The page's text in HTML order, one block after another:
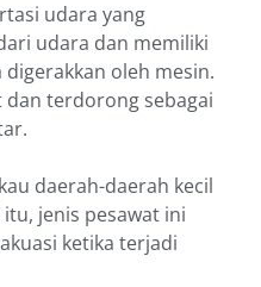
udara yang
udara dan memiliki
oleh mesin.
dan terdorong sebagai
daerah-daerah kecil
jenis pesawat ini
ketika terjadi